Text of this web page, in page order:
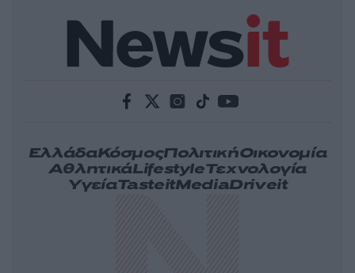
ΕλλάδαΚόσμοςΠολιτικήΟικονομία
ΑθλητικάLifestyleΤεχνολογία
ΥγείαTasteitMediaDriveit